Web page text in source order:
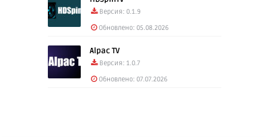
Версия: 0.1.9
Обновлено: 05.08.2026
Alpac TV
Версия: 1.0.7
Обновлено: 07.07.2026